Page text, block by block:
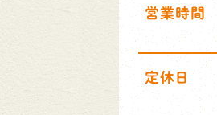
営業時間
定休日